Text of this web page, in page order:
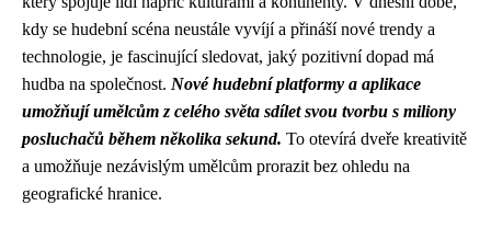
kdy se hudební scéna neustále vyvíjí a přináší nové trendy a
technologie, je fascinující sledovat, jaký pozitivní dopad má
hudba na společnost. Nové hudební platformy a aplikace
umožňují umělcům z celého světa sdílet svou tvorbu s miliony
posluchačů během několika sekund. To otevírá dveře kreativitě
a umožňuje nezávislým umělcům prorazit bez ohledu na
geografické hranice.